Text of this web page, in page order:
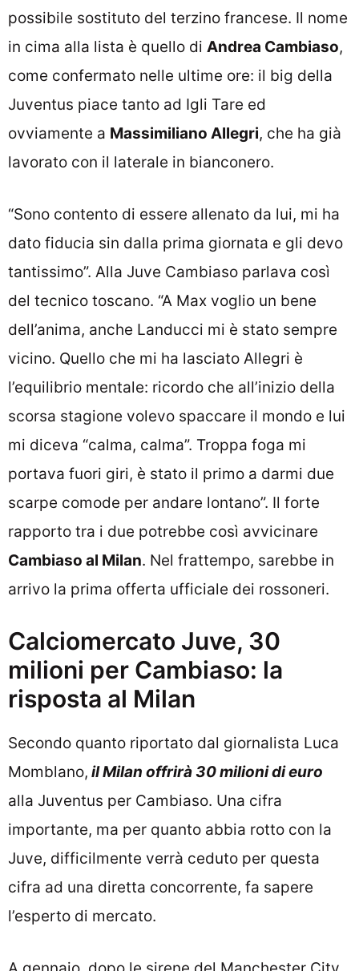
possibile sostituto del terzino francese. Il nome
in cima alla lista è quello di Andrea Cambiaso,
come confermato nelle ultime ore: il big della
Juventus piace tanto ad Igli Tare ed
ovviamente a Massimiliano Allegri, che ha già
lavorato con il laterale in bianconero.
“Sono contento di essere allenato da lui, mi ha
dato fiducia sin dalla prima giornata e gli devo
tantissimo”. Alla Juve Cambiaso parlava così
del tecnico toscano. “A Max voglio un bene
dell’anima, anche Landucci mi è stato sempre
vicino. Quello che mi ha lasciato Allegri è
l’equilibrio mentale: ricordo che all’inizio della
scorsa stagione volevo spaccare il mondo e lui
mi diceva “calma, calma”. Troppa foga mi
portava fuori giri, è stato il primo a darmi due
scarpe comode per andare lontano”. Il forte
rapporto tra i due potrebbe così avvicinare
Cambiaso al Milan. Nel frattempo, sarebbe in
arrivo la prima offerta ufficiale dei rossoneri.
Calciomercato Juve, 30
milioni per Cambiaso: la
risposta al Milan
Secondo quanto riportato dal giornalista Luca
Momblano, il Milan offrirà 30 milioni di euro
alla Juventus per Cambiaso. Una cifra
importante, ma per quanto abbia rotto con la
Juve, difficilmente verrà ceduto per questa
cifra ad una diretta concorrente, fa sapere
l’esperto di mercato.